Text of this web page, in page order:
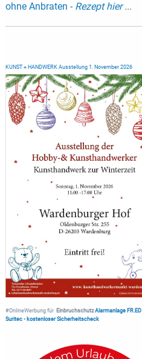
ohne Anbraten - Rezept hier ...
KUNST + HANDWERK Ausstellung 1. November 2026
#OnlineWerbung für Einbruchschutz Alarmanlage FR.ED
Suritec• kostenloser Sicherheitscheck